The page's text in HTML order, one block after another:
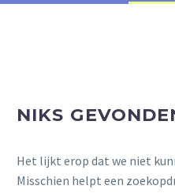
NIKS
Het lijkt erop dat we niet
Misschien helpt een